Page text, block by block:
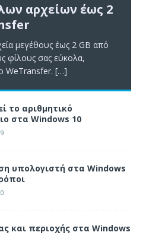
αρχείων έως 2
μεγέθους έως 2 GB από
φίλους σας εύκολα,
WeTransfer. […]
το αριθμητικό
στα Windows 10
9
υπολογιστή στα Windows
0
και περιοχής στα Windows